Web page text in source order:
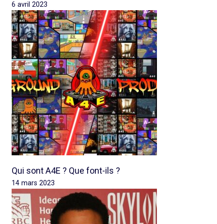
6 avril 2023
Qui sont A4E ? Que font-ils ?
14 mars 2023